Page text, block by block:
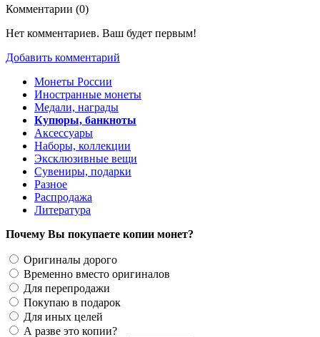
Комментарии (0)
Нет комментариев. Ваш будет первым!
Добавить комментарий
Монеты России
Иностранные монеты
Медали, награды
Купюры, банкноты
Аксессуары
Наборы, коллекции
Эксклюзивные вещи
Сувениры, подарки
Разное
Распродажа
Литература
Почему Вы покупаете копии монет?
Оригиналы дорого
Временно вместо оригиналов
Для перепродажи
Покупаю в подарок
Для иных целей
А разве это копии?